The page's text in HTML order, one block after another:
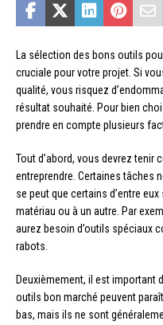
La sélection des bons outils
cruciale pour votre projet. Si
qualité, vous risquez
résultat souhaité. Pour bien
prendre en compte plusieurs
Tout d’abord, vous devrez tenir
entreprendre. Certaines tâches
se peut que certains d’entre
matériau ou à un autre. Par
aurez besoin d’outils spéciaux
rabots.
Deuxièmement, il est important
outils bon marché peuvent
bas, mais ils ne sont